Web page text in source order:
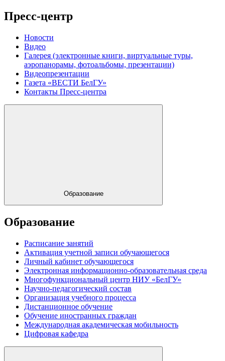
Пресс-центр
Новости
Видео
Галерея (электронные книги, виртуальные туры,
аэропанорамы, фотоальбомы, презентации)
Видеопрезентации
Газета «ВЕСТИ БелГУ»
Контакты Пресс-центра
Образование
Образование
Расписание занятий
Активация учетной записи обучающегося
Личный кабинет обучающегося
Электронная информационно-образовательная среда
Многофункциональный центр НИУ «БелГУ»
Научно-педагогический состав
Организация учебного процесса
Дистанционное обучение
Обучение иностранных граждан
Международная академическая мобильность
Цифровая кафедра